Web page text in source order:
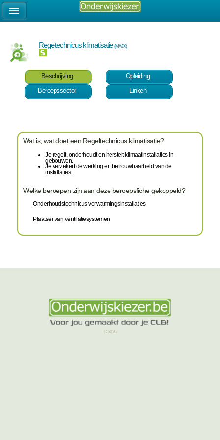
Regeltechnicus klimatisatie(M/V/X)
Beschrijving
Opleiding
Beroepssector
Linken
Wat is, wat doet een Regeltechnicus klimatisatie?
Je regelt, onderhoudt en herstelt klimaatinstallaties in
gebouwen.
Je verzekert de werking en betrouwbaarheid van de
installaties.
Welke beroepen zijn aan deze beroepsfiche gekoppeld?
Onderhoudstechnicus verwarmingsinstallaties
Plaatser van ventilatiesystemen
© 2026